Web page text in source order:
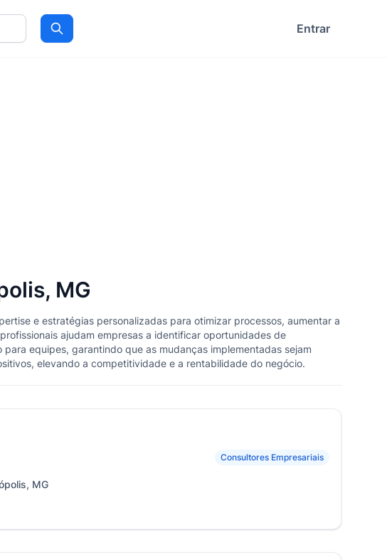
Procurar Entrar
MG
e estratégias personalizadas para otimizar processos, aumentar a
ajudam empresas a identificar oportunidades de
equipes, garantindo que as mudanças implementadas sejam
elevando a competitividade e a rentabilidade do negócio.
Consultores Empresariais
MG